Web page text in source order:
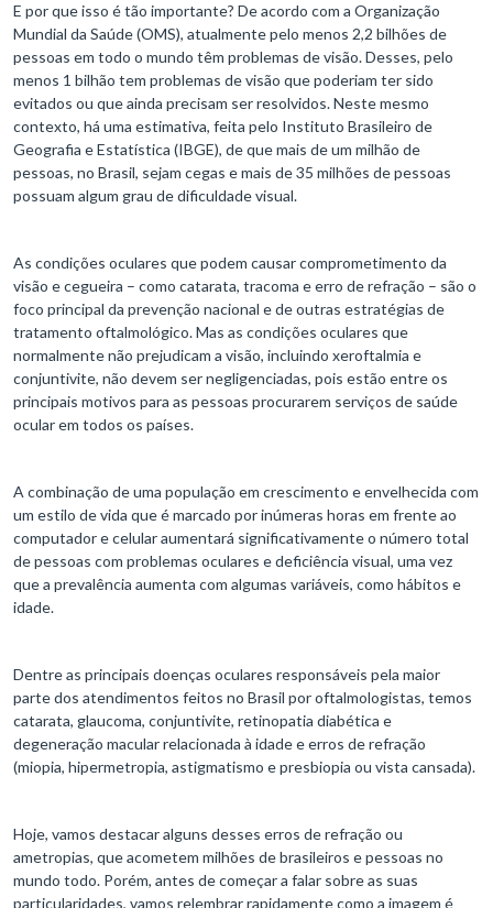
E por que isso é tão importante? De acordo com a Organização
Mundial da Saúde (OMS), atualmente pelo menos 2,2 bilhões de
pessoas em todo o mundo têm problemas de visão. Desses, pelo
menos 1 bilhão tem problemas de visão que poderiam ter sido
evitados ou que ainda precisam ser resolvidos. Neste mesmo
contexto, há uma estimativa, feita pelo Instituto Brasileiro de
Geografia e Estatística (IBGE), de que mais de um milhão de
pessoas, no Brasil, sejam cegas e mais de 35 milhões de pessoas
possuam algum grau de dificuldade visual.
As condições oculares que podem causar comprometimento da
visão e cegueira – como catarata, tracoma e erro de refração – são o
foco principal da prevenção nacional e de outras estratégias de
tratamento oftalmológico. Mas as condições oculares que
normalmente não prejudicam a visão, incluindo xeroftalmia e
conjuntivite, não devem ser negligenciadas, pois estão entre os
principais motivos para as pessoas procurarem serviços de saúde
ocular em todos os países.
A combinação de uma população em crescimento e envelhecida com
um estilo de vida que é marcado por inúmeras horas em frente ao
computador e celular aumentará significativamente o número total
de pessoas com problemas oculares e deficiência visual, uma vez
que a prevalência aumenta com algumas variáveis, como hábitos e
idade.
Dentre as principais doenças oculares responsáveis pela maior
parte dos atendimentos feitos no Brasil por oftalmologistas, temos
catarata, glaucoma, conjuntivite, retinopatia diabética e
degeneração macular relacionada à idade e erros de refração
(miopia, hipermetropia, astigmatismo e presbiopia ou vista cansada).
Hoje, vamos destacar alguns desses erros de refração ou
ametropias, que acometem milhões de brasileiros e pessoas no
mundo todo. Porém, antes de começar a falar sobre as suas
particularidades, vamos relembrar rapidamente como a imagem é